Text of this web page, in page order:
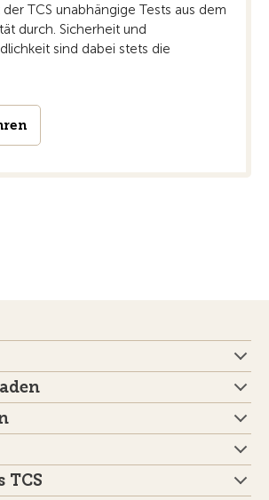
TCS unabhängige Tests aus dem
durch. Sicherheit und
sind dabei stets die
TCS